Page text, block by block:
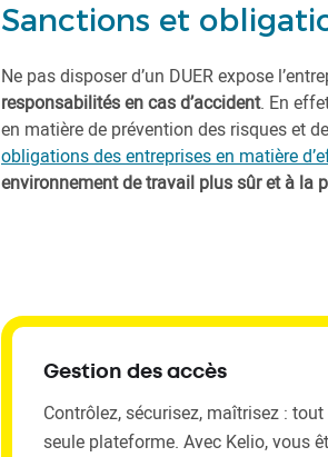
Sanctions et
Ne pas disposer d’un DUER expose
responsabilités en cas d’accident. En
en matière de prévention des risques et
obligations des entreprises en matière
environnement de travail plus sûr et à la
Gestion des accès
Contrôlez, sécurisez, maîtrisez :
seule plateforme. Avec Kelio, vous